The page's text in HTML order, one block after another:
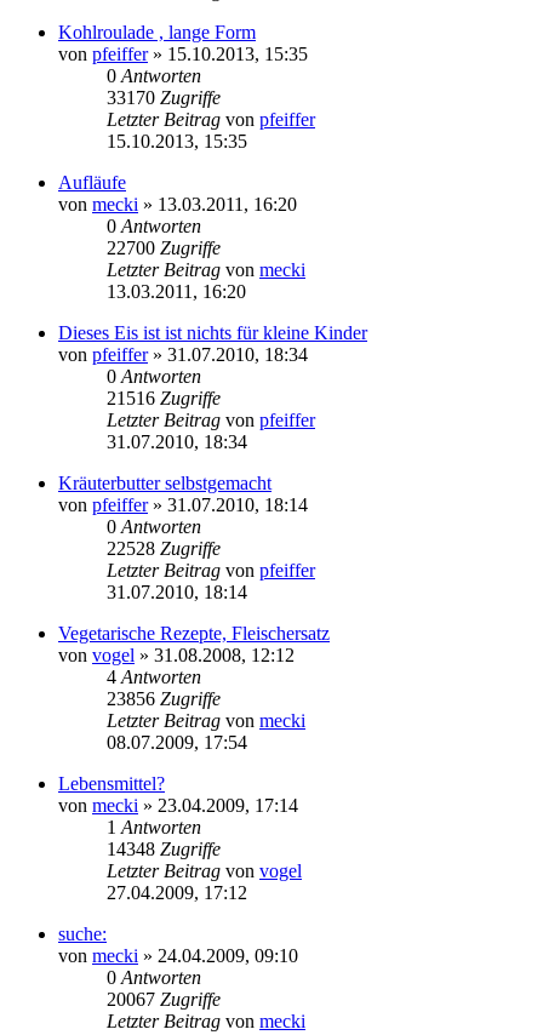
Kohlroulade , lange Form
von pfeiffer» 15.10.2013, 15:35
0 Antworten
33170 Zugriffe
Letzter Beitrag von pfeiffer
15.10.2013, 15:35
Aufläufe
von mecki » 13.03.2011, 16:20
0 Antworten
22700 Zugriffe
Letzter Beitrag von mecki
13.03.2011, 16:20
Dieses Eis ist ist nichts für kleine Kinder
von pfeiffer» 31.07.2010, 18:34
0 Antworten
21516 Zugriffe
Letzter Beitrag von pfeiffer
31.07.2010, 18:34
Kräuterbutter selbstgemacht
von pfeiffer» 31.07.2010, 18:14
0 Antworten
22528 Zugriffe
Letzter Beitrag von pfeiffer
31.07.2010, 18:14
Vegetarische Rezepte, Fleischersatz
von vogel » 31.08.2008, 12:12
4 Antworten
23856 Zugriffe
Letzter Beitrag von mecki
08.07.2009, 17:54
Lebensmittel?
von mecki » 23.04.2009, 17:14
1 Antworten
14348 Zugriffe
Letzter Beitrag von vogel
27.04.2009, 17:12
suche:
von mecki » 24.04.2009, 09:10
0 Antworten
20067 Zugriffe
Letzter Beitrag von mecki